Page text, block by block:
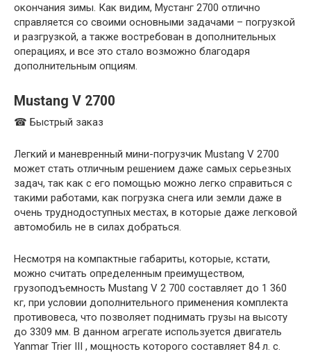
окончания зимы. Как видим, Мустанг 2700 отлично
справляется со своими основными задачами – погрузкой
и разгрузкой, а также востребован в дополнительных
операциях, и все это стало возможно благодаря
дополнительным опциям.
Mustang V 2700
☎ Быстрый заказ
Легкий и маневренный мини-погрузчик Mustang V 2700
может стать отличным решением даже самых серьезных
задач, так как с его помощью можно легко справиться с
такими работами, как погрузка снега или земли даже в
очень труднодоступных местах, в которые даже легковой
автомобиль не в силах добраться.
Несмотря на компактные габариты, которые, кстати,
можно считать определенным преимуществом,
грузоподъемность Mustang V 2 700 составляет до 1 360
кг, при условии дополнительного применения комплекта
противовеса, что позволяет поднимать грузы на высоту
до 3309 мм. В данном агрегате используется двигатель
Yanmar Trier III , мощность которого составляет 84 л. с.